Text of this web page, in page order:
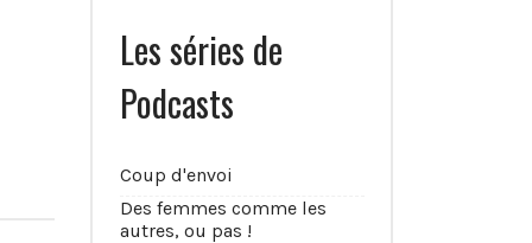
Les séries de
Podcasts
Coup d'envoi
Des femmes comme les
autres, ou pas !